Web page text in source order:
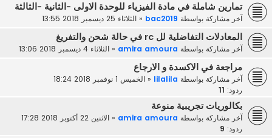
تمارين شاملة في مادة الفيزياء للوحدة الاولى -الثانية -الثالثة
آخر مشاركة بواسطة bac2019
« الثلاثاء 25 ديسمبر 2018 13:55
المعادلات التفاضلية لل rc في حالة شحن والتفريغ
آخر مشاركة بواسطة amira amoura
« الثلاثاء 4 ديسمبر 2018 13:06
مراجعة في الاكسدة و الارجاع
آخر مشاركة بواسطة lilalila
« الخميس 1 نوفمبر 2018 18:24
ردود: 11
بكالوريات تجريبية منوعة
آخر مشاركة بواسطة amira amoura
« الاثنين 22 أكتوبر 2018 17:28
ردود: 9